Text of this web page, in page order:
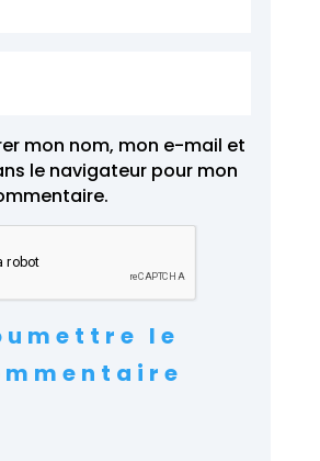
mon nom, mon e-mail et
le navigateur pour mon
le